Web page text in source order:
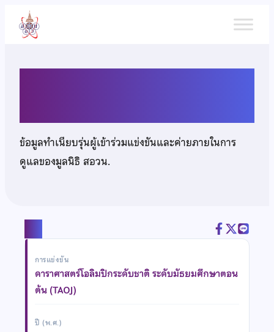
เนื้อหา
ข้อมูลทำเนียบรุ่นผู้เข้าร่วมแข่งขันและค่ายภายในการ
ดูแลของมูลนิธิ สอวน.
การแข่งขัน
ดาราศาสตร์โอลิมปิกระดับชาติ ระดับมัธยมศึกษาตอน
ต้น (TAOJ)
ปี (พ.ศ.)